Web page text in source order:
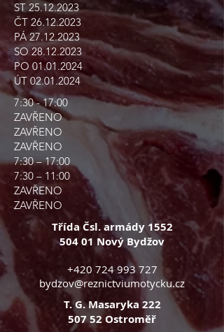
ST 25.12.2023
ČT 26.12.2023
PÁ27.12.2023
SO28.12.2023
PO 01.01.2024
ÚT 02.01.2024
7:30 - 17:00
ZAVŘENO
ZAVŘENO
ZAVŘENO
7:30 – 17:00
7:30 – 11:00
ZAVŘENO
ZAVŘENO
Třída Čsl. armády 1552
504 01 Nový Bydžov
+420 724 993 727
bydzov@reznictviumotycku.cz
T. G. Masaryka 222
507 52 Ostroměř